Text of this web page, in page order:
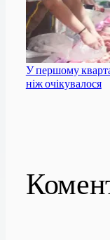
У першому
ніж очікувалося